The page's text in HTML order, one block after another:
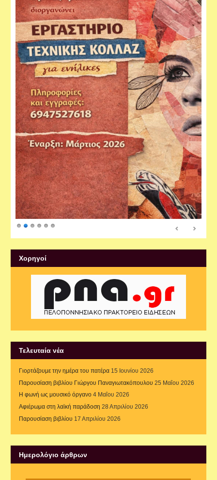
Xορηγοί
Τελευταία νέα
Γιορτάζουμε την ημέρα του πατέρα 15 Ιουνίου 2026
Παρουσίαση βιβλίου Γιώργου Παναγιωτακόπουλου 25 Μαΐου 2026
Η φωνή ως μουσικό όργανο 4 Μαΐου 2026
Αφιέρωμα στη λαϊκή παράδοση 28 Απριλίου 2026
Παρουσίαση βιβλίου 17 Απριλίου 2026
Ημερολόγιο άρθρων